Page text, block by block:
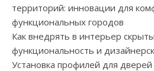
территорий: инновации для
функциональных городов
Как внедрять в интерьер
функциональность и
Установка профилей для